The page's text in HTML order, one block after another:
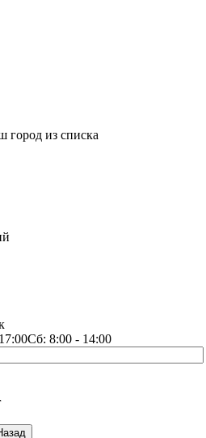
город из списка
Сб: 8:00 - 14:00